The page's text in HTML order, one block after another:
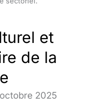
et
de la
2025